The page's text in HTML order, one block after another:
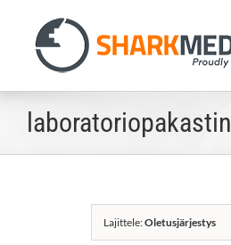
content
laboratoriopakastin
Lajittele:Oletusjärjestys